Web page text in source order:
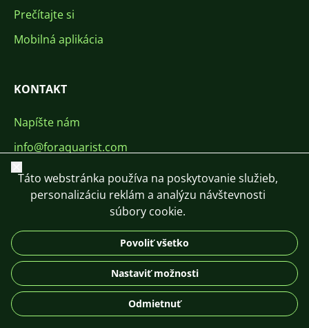
Prečítajte si
Mobilná aplikácia
KONTAKT
Napíšte nám
info@foraquarist.com
+420 603 449 602
DE
© 2026 For Aquarist
Zavrieť
Táto webstránka používa na poskytovanie služieb,
personalizáciu reklám a analýzu návštevnosti
súbory cookie.
Povoliť všetko
Nastaviť možnosti
Odmietnuť